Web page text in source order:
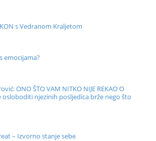
s Vedranom Kraljetom
emocijama?
ONO ŠTO VAM NITKO NIJE REKAO O
osloboditi njezinih posljedica brže nego što
– Izvorno stanje sebe